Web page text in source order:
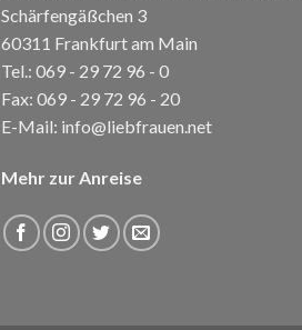
Schärfengäßchen 3
60311 Frankfurt am Main
Tel.: 069 - 29 72 96 - 0
Fax: 069 - 29 72 96 - 20
E-Mail: info@liebfrauen.net
Mehr zur Anreise